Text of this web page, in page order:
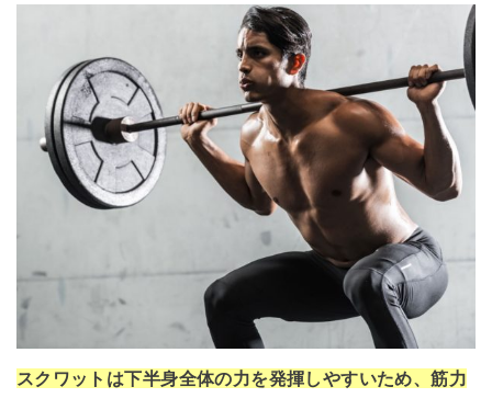
スクワットは下半身全体の力を発揮しやすいため、筋力